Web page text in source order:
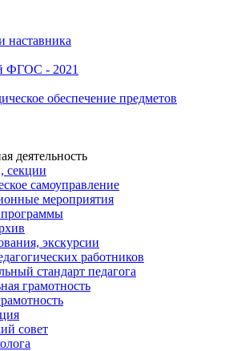
наставника
ФГОС - 2021
обеспечение предметов
деятельность
секции
самоуправление
мероприятия
экскурсии
работников
стандарт педагога
грамотность
совет